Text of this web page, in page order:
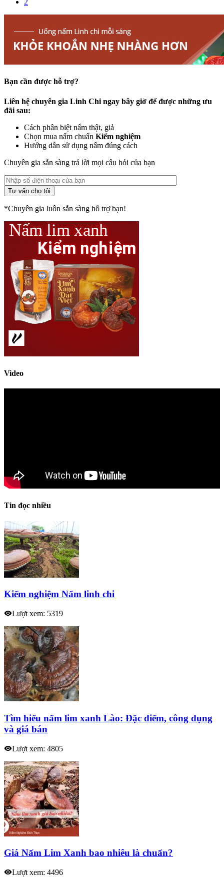
2
Bạn cần được hỗ trợ?
Liên hệ chuyên gia Linh Chi ngay bây giờ để được những ưu
đãi sau:
Cách phân biệt nấm thật, giả
Chọn mua nấm chuẩn Kiểm nghiệm
Hướng dẫn sử dụng nấm đúng cách
Chuyên gia sẵn sàng trả lời mọi câu hỏi của bạn
*Chuyên gia luôn sẵn sàng hỗ trợ bạn!
Video
Tin đọc nhiều
Kiểm nghiệm Nấm linh chi
Lượt xem: 5319
Tìm hiểu nấm lim xanh Lào: Đặc điểm, công dụng
và giá bán
Lượt xem: 4805
Giá Nấm Lim Xanh bao nhiêu là chuẩn?
Lượt xem: 4496